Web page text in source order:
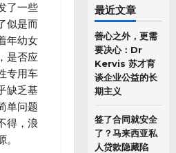
了一些
似是而
年幼女
是否应
专用车
缺乏基
单问题
得，浪
最近文章
善心之外，更需
要决心：Dr
Kervis 苏才育
谈企业公益的长
期主义
签了合同就安全
了？马来西亚私
人贷款隐藏陷